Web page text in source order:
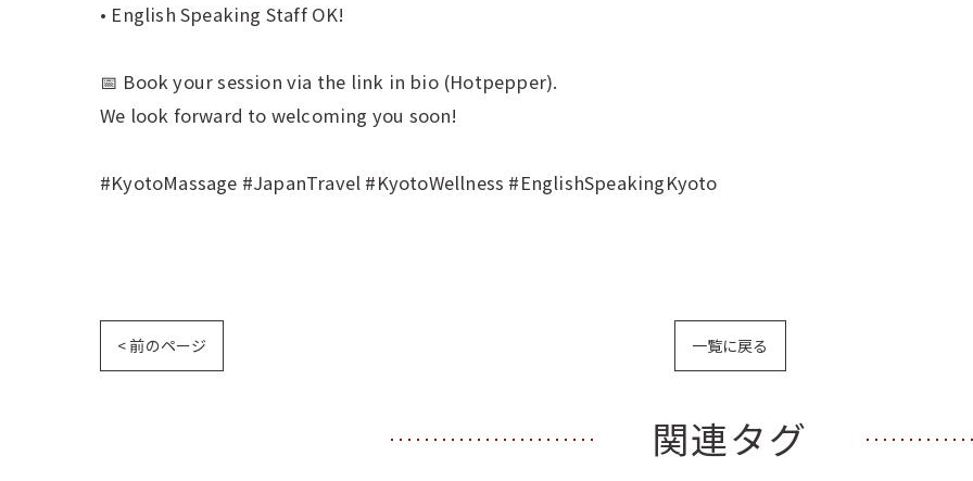
• English Speaking Staff OK!
📅 Book your session via the link in bio (Hotpepper).
We look forward to welcoming you soon!
#KyotoMassage #JapanTravel #KyotoWellness #EnglishSpeakingKyoto
< 前のページ 一覧に戻る
関連タグ